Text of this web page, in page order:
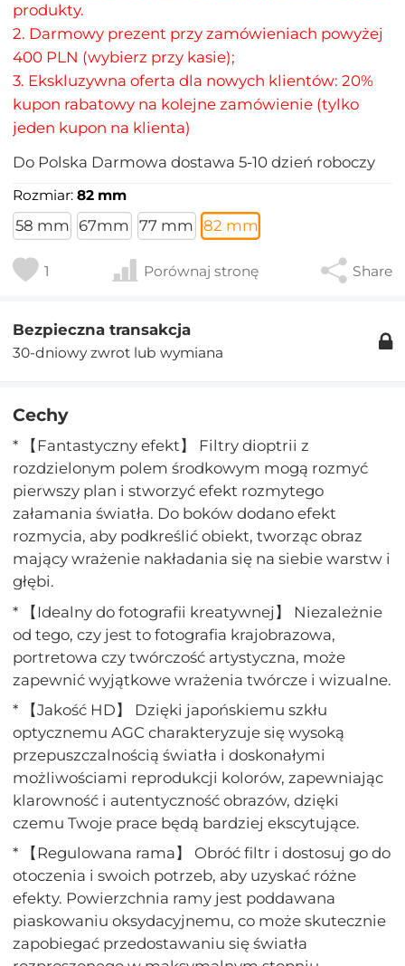
produkty.
2. Darmowy prezent przy zamówieniach powyżej
400 PLN (wybierz przy kasie);
3. Ekskluzywna oferta dla nowych klientów: 20%
kupon rabatowy na kolejne zamówienie (tylko
jeden kupon na klienta)
Do Polska Darmowa dostawa5-10 dzień roboczy
Rozmiar:82 mm
58 mm 67mm 77 mm 82 mm
1 Porównaj stronę Share
Bezpieczna transakcja
30-dniowy zwrot lub wymiana
Cechy
* 【Fantastyczny efekt】 Filtry dioptrii z
rozdzielonym polem środkowym mogą rozmyć
pierwszy plan i stworzyć efekt rozmytego
załamania światła. Do boków dodano efekt
rozmycia, aby podkreślić obiekt, tworząc obraz
mający wrażenie nakładania się na siebie warstw i
głębi.
* 【Idealny do fotografii kreatywnej】 Niezależnie
od tego, czy jest to fotografia krajobrazowa,
portretowa czy twórczość artystyczna, może
zapewnić wyjątkowe wrażenia twórcze i wizualne.
* 【Jakość HD】 Dzięki japońskiemu szkłu
optycznemu AGC charakteryzuje się wysoką
przepuszczalnością światła i doskonałymi
możliwościami reprodukcji kolorów, zapewniając
klarowność i autentyczność obrazów, dzięki
czemu Twoje prace będą bardziej ekscytujące.
* 【Regulowana rama】 Obróć filtr i dostosuj go do
otoczenia i swoich potrzeb, aby uzyskać różne
efekty. Powierzchnia ramy jest poddawana
piaskowaniu oksydacyjnemu, co może skutecznie
zapobiegać przedostawaniu się światła